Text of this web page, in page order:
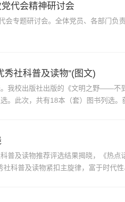
代会精神研讨会
题研讨会。全体党员、各部门负责人
秀社科普及读物”(图文)
我校出版社出版的《文明之野——不
此次，共有18本（套）图书列选。
普及读物推荐评选结果揭晓，《热点
科普及读物紧扣主旋律，富于时代性